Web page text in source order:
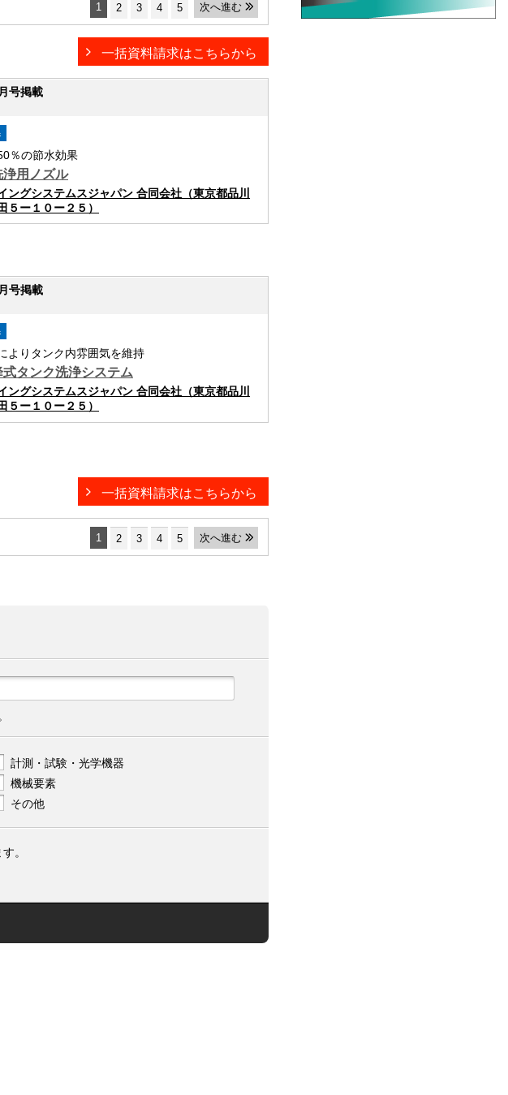
1 2 3 4 5 次へ進む
一括資料請求はこちらから
号掲載
％の節水効果
浄用ノズル
ングシステムスジャパン 合同会社（東京都品川
５ー１０ー２５）
号掲載
よりタンク内雰囲気を維持
式タンク洗浄システム
ングシステムスジャパン 合同会社（東京都品川
５ー１０ー２５）
一括資料請求はこちらから
1 2 3 4 5 次へ進む
計測・試験・光学機器
機械要素
その他
。